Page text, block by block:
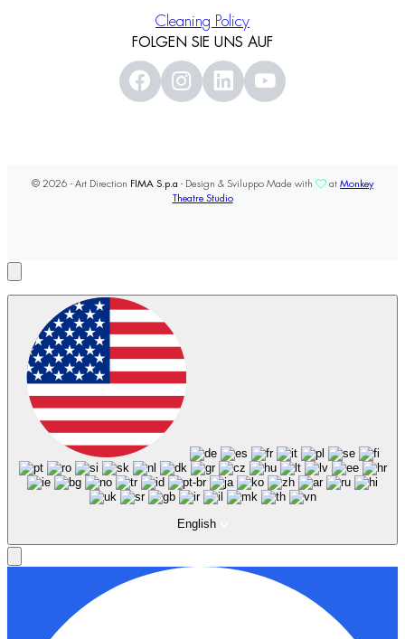
Cleaning Policy
FOLGEN SIE UNS AUF
© 2026 - Art Direction FIMA S.p.a - Design & Sviluppo Made with at Monkey
Theatre Studio
English